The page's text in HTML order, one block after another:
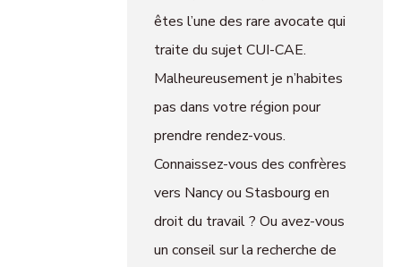
êtes l’une des rare avocate qui
traite du sujet CUI-CAE.
Malheureusement je n’habites
pas dans votre région pour
prendre rendez-vous.
Connaissez-vous des confrères
vers Nancy ou Stasbourg en
droit du travail ? Ou avez-vous
un conseil sur la recherche de